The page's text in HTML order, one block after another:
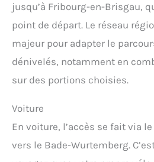
jusqu’à Fribourg-en-Brisgau,
point de départ. Le réseau
majeur pour adapter le
dénivelés, notamment en
sur des portions choisies.
Voiture
En voiture, l’accès se fait via
vers le Bade-Wurtemberg.